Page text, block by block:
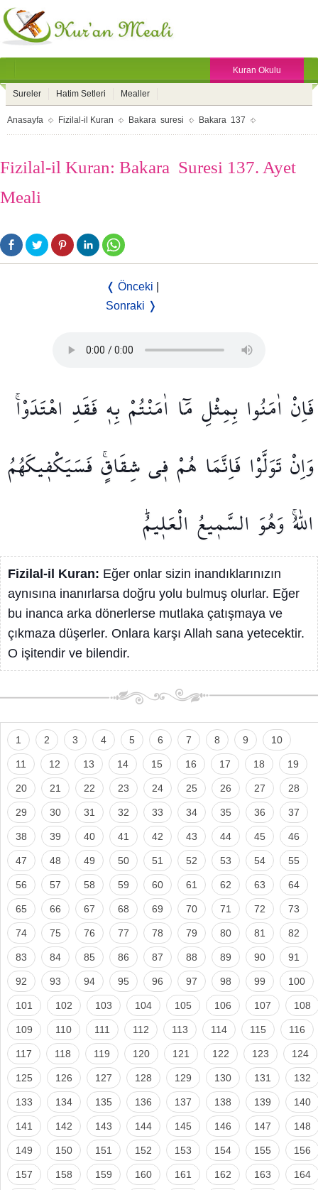
Kuran Okulu
Sureler Hatim Setleri Mealler
Anasayfa Fizilal-il Kuran Bakara suresi Bakara 137
Fizilal-il Kuran: Bakara Suresi 137. Ayet
Meali
❬ Önceki
Sonraki ❭
فَاِنْ اٰمَنُوا بِمِثْلِ مَٓا اٰمَنْتُمْبِه۪ فَقَدِ اهْتَدَوْاۚ
وَاِنْتَوَلَّوْا فَاِنَّمَا هُمْ ف۪يشِقَاقٍۚفَسَيَكْف۪يكَهُمُ
اللّٰهُۚوَهُوَ السَّم۪يعُ الْعَل۪يمُۜ
Fizilal-il Kuran: Eğer onlar sizin inandıklarınızın
aynısına inanırlarsa doğru yolu bulmuş olurlar. Eğer
bu inanca arka dönerlerse mutlaka çatışmaya ve
çıkmaza düşerler. Onlara karşı Allah sana yetecektir.
O işitendir ve bilendir.
1 2 3 4 5 6 7 8 9 10
11 12 13 14 15 16 17 18 19
20 21 22 23 24 25 26 27 28
29 30 31 32 33 34 35 36 37
38 39 40 41 42 43 44 45 46
47 48 49 50 51 52 53 54 55
56 57 58 59 60 61 62 63 64
65 66 67 68 69 70 71 72 73
74 75 76 77 78 79 80 81 82
83 84 85 86 87 88 89 90 91
92 93 94 95 96 97 98 99 100
101 102 103 104 105 106 107 108
109 110 111 112 113 114 115 116
117 118 119 120 121 122 123 124
125 126 127 128 129 130 131 132
133 134 135 136 137 138 139 140
141 142 143 144 145 146 147 148
149 150 151 152 153 154 155 156
157 158 159 160 161 162 163 164